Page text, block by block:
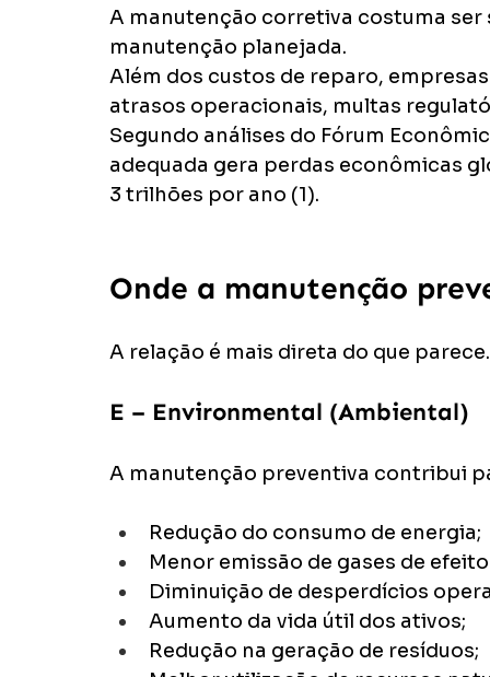
A manutenção corretiva costuma
manutenção planejada.
Além dos custos de reparo,
atrasos operacionais, multas
Segundo análises do Fórum
adequada gera perdas econômicas
3 trilhões por ano (1).
Onde a manutenção
A relação é mais direta do que parece.
E – Environmental (Ambiental)
A manutenção preventiva contribui
Redução do consumo de energia;
Menor emissão de gases de
Diminuição de desperdícios
Aumento da vida útil dos ativos;
Redução na geração de resíduos;